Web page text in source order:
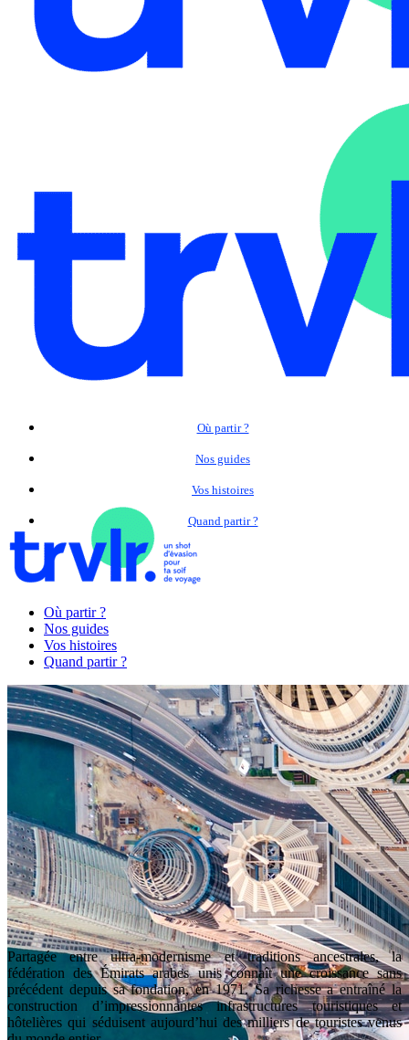
Où partir ?
Nos guides
Vos histoires
Quand partir ?
Où partir ?
Nos guides
Vos histoires
Quand partir ?
Partagée entre ultra-modernisme et traditions ancestrales, la
fédération des Émirats arabes unis connaît une croissance sans
précédent depuis sa fondation, en 1971. Sa richesse a entraîné la
construction d’impressionnantes infrastructures touristiques et
hôtelières qui séduisent aujourd’hui des milliers de touristes venus